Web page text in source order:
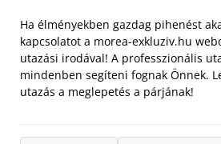
Ha élményekben gazdag pihenést
kapcsolatot a morea-exkluziv.hu
utazási irodával! A professzionális
mindenben segíteni fognak Önnek.
utazás a meglepetés a párjának!